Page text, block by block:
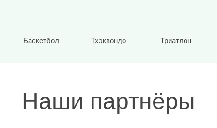
Баскетбол Тхэквондо Триатлон
Наши партнёры